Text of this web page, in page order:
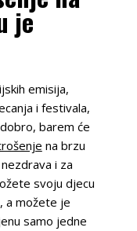
je
emisija,
i festivala,
barem će
na brzu
i za
svoju djecu
a možete je
samo jedne